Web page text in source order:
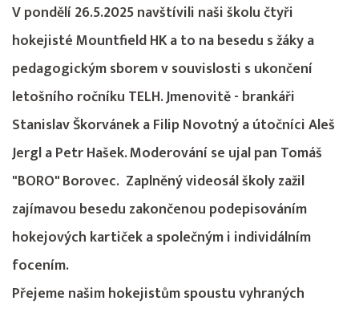
V pondělí 26.5.2025 navštívili naši školu čtyři
hokejisté Mountfield HK a to na besedu s žáky a
pedagogickým sborem v souvislosti s ukončení
letošního ročníku TELH. Jmenovitě - brankáři
Stanislav Škorvánek a Filip Novotný a útočníci Aleš
Jergl a Petr Hašek. Moderování se ujal pan Tomáš
"BORO" Borovec. Zaplněný videosál školy zažil
zajímavou besedu zakončenou podepisováním
hokejových kartiček a společným i individálním
focením.
Přejeme našim hokejistům spoustu vyhraných